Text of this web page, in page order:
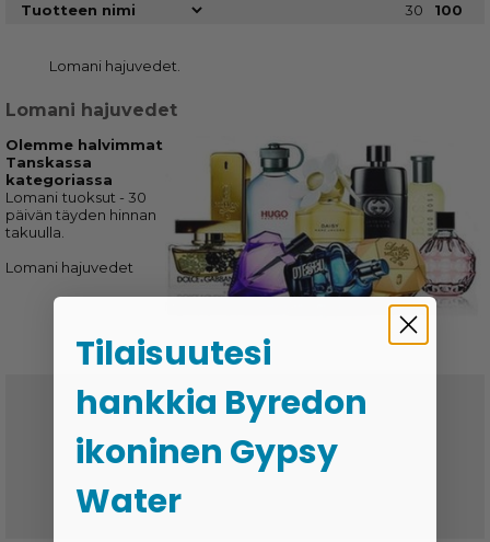
30
100
Lomani hajuvedet.
Lomani hajuvedet
Olemme halvimmat
Tanskassa
kategoriassa
Lomani tuoksut - 30
päivän täyden hinnan
takuulla.
Lomani hajuvedet
Toimitusaika 3-6 päivää
Halvat toimitushinnat
Tilaisuutesi
hankkia Byredon
ikoninen Gypsy
Water